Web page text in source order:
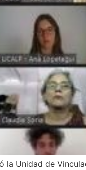
la Unidad de